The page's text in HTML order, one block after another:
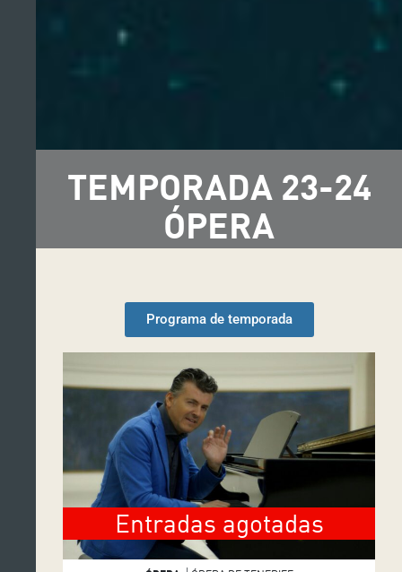
TEMPORADA 23-24
ÓPERA
Programa de temporada
Entradas agotadas